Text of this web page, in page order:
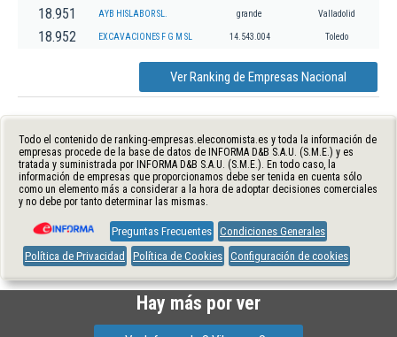
18.951 AYB HISLABOR SL. grande Valladolid
18.952 EXCAVACIONES F G M SL 14.543.004 Toledo
Ver Ranking de Empresas Nacional
Todo el contenido de ranking-empresas.eleconomista.es y toda la información de
empresas procede de la base de datos de INFORMA D&B S.A.U. (S.M.E.) y es
tratada y suministrada por INFORMA D&B S.A.U. (S.M.E.). En todo caso, la
información de empresas que proporcionamos debe ser tenida en cuenta sólo
como un elemento más a considerar a la hora de adoptar decisiones comerciales
y no debe por tanto determinar las mismas.
Preguntas Frecuentes Condiciones Generales
Política de Privacidad
Política de Cookies Configuración de cookies
Hay más por ver